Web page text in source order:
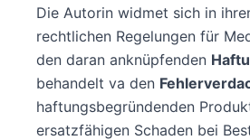
Die Autorin widmet sich in
rechtlichen Regelungen für
den daran anknüpfenden
behandelt va den
haftungsbegründenden
ersatzfähigen Schaden bei